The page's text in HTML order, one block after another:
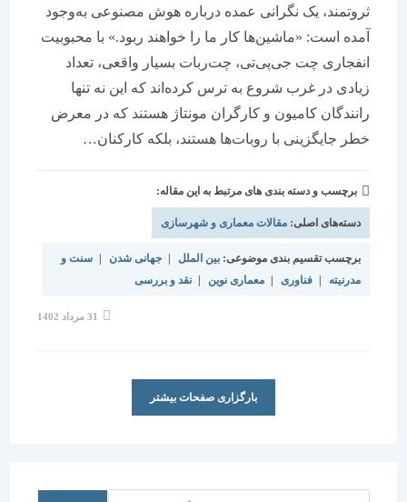
ثروتمند، یک نگرانی عمده درباره هوش مصنوعی به‌وجود
آمده است: «ماشین‌ها کار ما را خواهند ربود.» با محبوبیت
انفجاری چت جی‌پی‌تی، چت‌ربات بسیار واقعی، تعداد
زیادی در غرب شروع به ترس کرده‌اند که این نه تنها
رانندگان کامیون و کارگران مونتاژ هستند که در معرض
خطر جایگزینی با روبات‌ها هستند، بلکه کارکنان…
برچسب و دسته بندی های مرتبط به این مقاله:
دسته‌های اصلی:مقالات معماری و شهرسازی
برچسب تقسیم بندی موضوعی:بین الملل | جهانی شدن | سنت و
| فناوری | معماری نوین | نقد و بررسی
بارگزاری صفحات بیشتر